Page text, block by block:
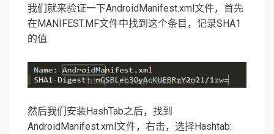
我们就来验证一下AndroidManifest.xml文件，首先
在MANIFEST.MF文件中找到这个条目，记录SHA1
的值
然后我们安装HashTab之后，找到
AndroidManifest.xml文件，右击，选择Hashtab: